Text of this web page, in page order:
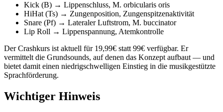
Kick (B) → Lippenschluss, M. orbicularis oris
HiHat (Ts) → Zungenposition, Zungenspitzenaktivität
Snare (Pf) → Lateraler Luftstrom, M. buccinator
Lip Roll → Lippenspannung, Atemkontrolle
Der Crashkurs ist aktuell für 19,99€ statt 99€ verfügbar. Er
vermittelt die Grundsounds, auf denen das Konzept aufbaut — und
bietet damit einen niedrigschwelligen Einstieg in die musikgestützte
Sprachförderung.
Wichtiger Hinweis